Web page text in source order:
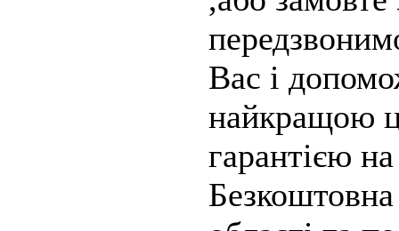
Вас і
найкращою
гарантією